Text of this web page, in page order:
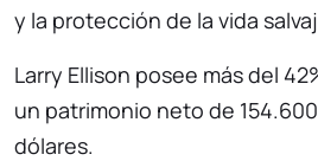
y la protección de la vida
Larry Ellison posee más del
un patrimonio neto de
dólares.